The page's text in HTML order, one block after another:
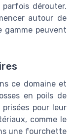
dérouter.
autour de
gamme peuvent
ce domaine et
en poils de
pour leur
comme le
une fourchette